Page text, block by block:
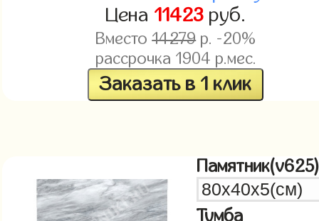
Цена 11423 руб.
Вместо14279р. -20%
рассрочка 1904 р.мес.
Заказать в 1 клик
Памятник(v625)
Тумба